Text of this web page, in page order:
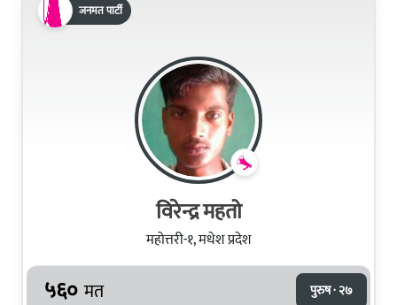
जनमत पार्टी
विरेन्द्र महतो
महोत्तरी-१, मधेश प्रदेश
५६० मत पुरुष · २७